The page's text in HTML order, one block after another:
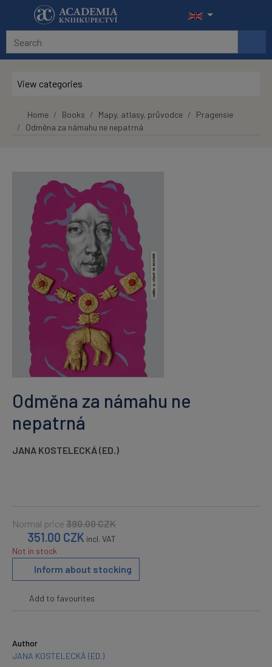
Skip to main content
View categories
Home Books Mapy, atlasy, průvodce
Pragensie
Odměna za námahu ne nepatrná
Odměna za námahu ne
nepatrná
JANA KOSTELECKÁ (ED.)
Normal price 390.00CZK
351.00 CZK incl. VAT
Not in stock
Inform about stocking
Add to favourites
Author
JANA KOSTELECKÁ (ED.)